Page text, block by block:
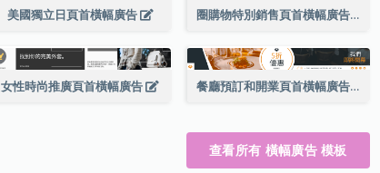
美國獨立日頁首橫幅廣告 圈購物特別銷售頁首橫幅廣告
女性時尚推廣頁首橫幅廣告 餐廳預訂和開業頁首橫幅廣告
查看所有 橫幅廣告 模板